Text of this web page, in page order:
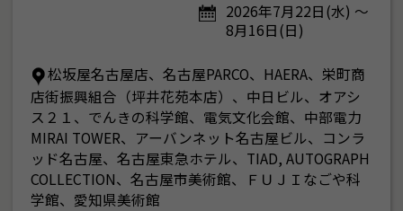
2026年7月22日(水) ～
8月16日(日)
松坂屋名古屋店、名古屋PARCO、HAERA、栄町商
店街振興組合（坪井花苑本店）、中日ビル、オアシ
ス２１、でんきの科学館、電気文化会館、中部電力
MIRAI TOWER、アーバンネット名古屋ビル、コンラ
ッド名古屋、名古屋東急ホテル、TIAD, AUTOGRAPH
COLLECTION、名古屋市美術館、ＦＵＪＩなごや科
学館、愛知県美術館